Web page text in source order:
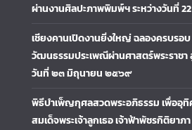
ผ่านงานศิลปะภาพพิมพ์ฯ ระหว่างวันที่
เชียงคานเปิดงานยิ่งใหญ่ ฉลองครบรอ
วัฒนธรรมประเพณีผ่านศาสตร์พระราชา
วันที่ ๒๓ มิถุนายน ๒๕๖๙
พิธีบำเพ็ญกุศลสวดพระอภิธรรม เพื่ออุ
สมเด็จพระเจ้าลูกเธอ เจ้าฟ้าพัชรกิติยาภ